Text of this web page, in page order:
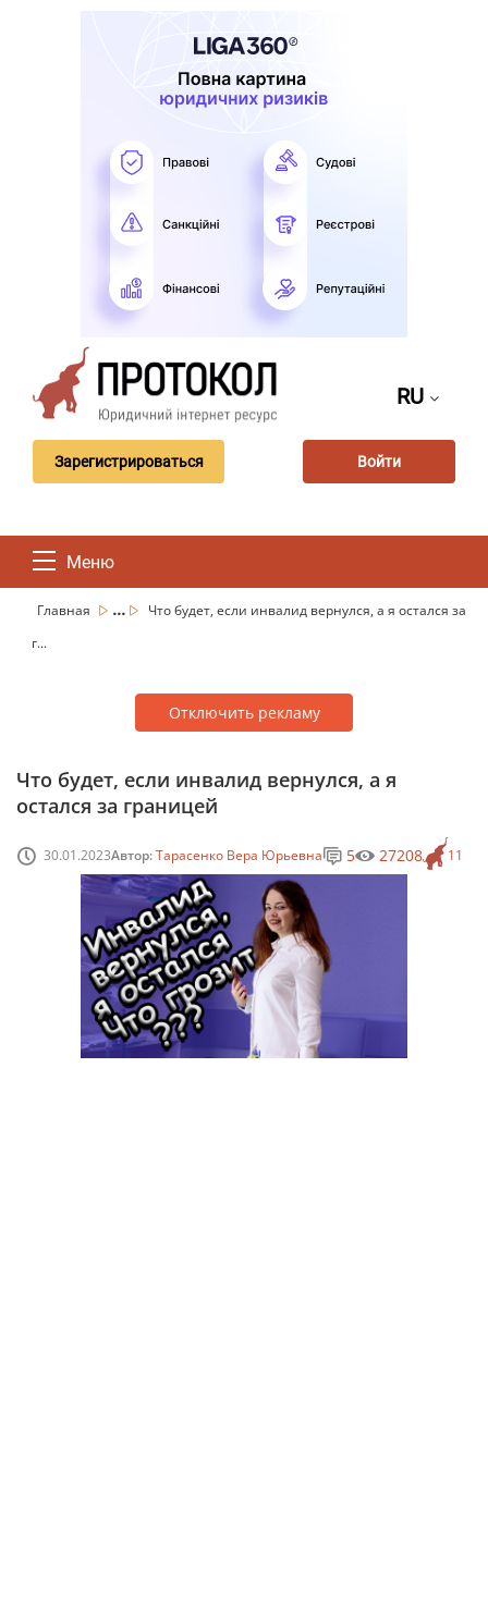
RU
Зарегистрироваться Войти
Меню
Главная ...
Что будет, если инвалид вернулся, а я остался за
г...
Отключить рекламу
Что будет, если инвалид вернулся, а я
остался за границей
30.01.2023Автор:Тарасенко Вера Юрьевна 11
5 27208